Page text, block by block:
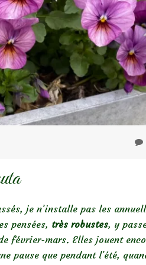
je n’installe pas les
pensées, très robustes, y
février-mars. Elles jouent
pause que pendant l’été,